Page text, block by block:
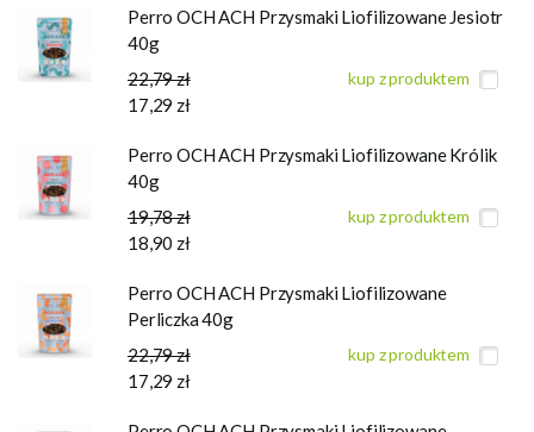
Perro OCH ACH Przysmaki Liofilizowane Jesiotr
40g
22,79 zł
17,29 zł
kup z produktem
Perro OCH ACH Przysmaki Liofilizowane Królik
40g
19,78 zł
18,90 zł
kup z produktem
Perro OCH ACH Przysmaki Liofilizowane
Perliczka 40g
22,79 zł
17,29 zł
kup z produktem